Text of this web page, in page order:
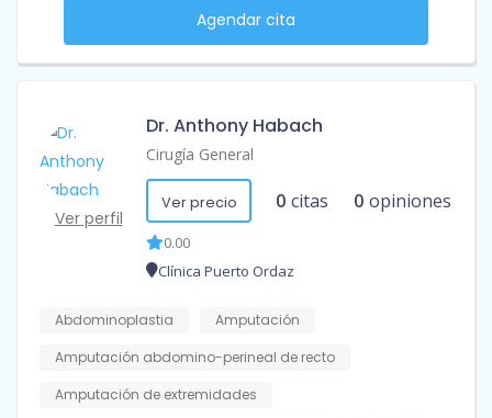
Agendar cita
Ver perfil
Dr. Anthony Habach
Cirugía General
Ver precio 0 citas 0 opiniones
0.00
Clínica Puerto Ordaz
Abdominoplastia
Amputación
Amputación abdomino-perineal de recto
Amputación de extremidades